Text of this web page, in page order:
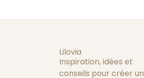
Lilovia
Inspiration, idées et
conseils pour créer un